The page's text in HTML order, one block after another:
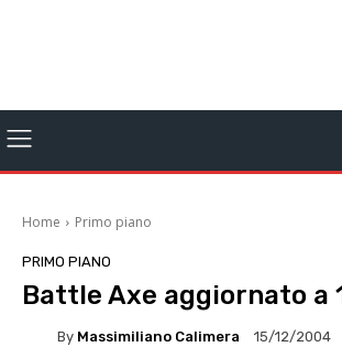
Home Primo piano
PRIMO PIANO
Battle Axe aggiornato a
By Massimiliano Calimera 15/12/2004